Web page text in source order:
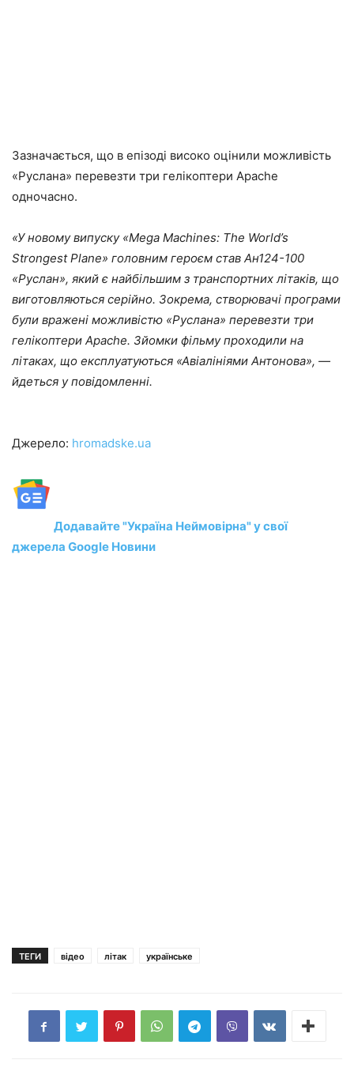
Зазначається, що в епізоді високо оцінили можливість
«Руслана» перевезти три гелікоптери Apachе
одночасно.
«У новому випуску «Mega Machines: The World’s
Strongest Plane» головним героєм став Ан124-100
«Руслан», який є найбільшим з транспортних літаків, що
виготовляються серійно. Зокрема, створювачі програми
були вражені можливістю «Руслана» перевезти три
гелікоптери Apache. Зйомки фільму проходили на
літаках, що експлуатуються «Авіалініями Антонова», —
йдеться у повідомленні.
Джерело: hromadske.ua
Додавайте "Україна Неймовірна" у свої
джерела Google Новини
ТЕГИ відео літак українське